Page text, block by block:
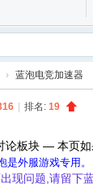
› 蓝泡电竞加速器
排名: 19
论板块 — 本页
外服游戏专用。
现问题,请留下